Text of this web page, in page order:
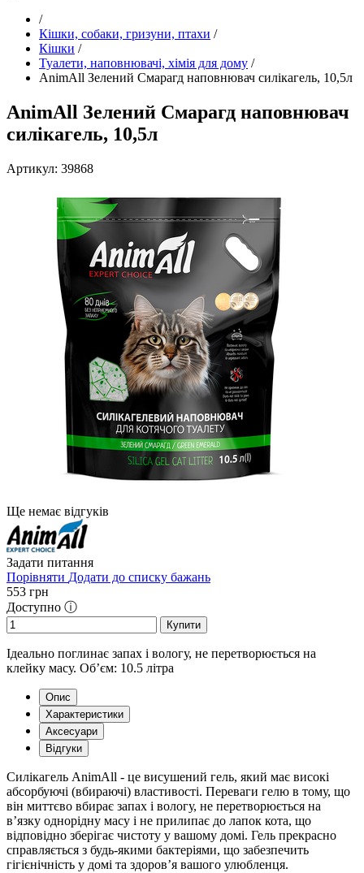
/
Кішки, собаки, гризуни, птахи /
Кішки /
Туалети, наповнювачі, хімія для дому /
AnimAll Зелений Смарагд наповнювач силікагель, 10,5л
AnimAll Зелений Смарагд наповнювач
силікагель, 10,5л
Артикул: 39868
Ще немає відгуків
Задати питання
Порівняти Додати до списку бажань
553 грн
Доступно ⓘ
Купити
Ідеально поглинає запах і вологу, не перетворюється на
клейку масу. Об’єм: 10.5 літра
Опис
Характеристики
Аксесуари
Відгуки
Силікагель AnimAll - це висушений гель, який має високі
абсорбуючі (вбираючі) властивості. Переваги гелю в тому, що
він миттєво вбирає запах і вологу, не перетворюється на
в’язку однорідну масу і не прилипає до лапок кота, що
відповідно зберігає чистоту у вашому домі. Гель прекрасно
справляється з будь-якими бактеріями, що забезпечить
гігієнічність у домі та здоров’я вашого улюбленця.